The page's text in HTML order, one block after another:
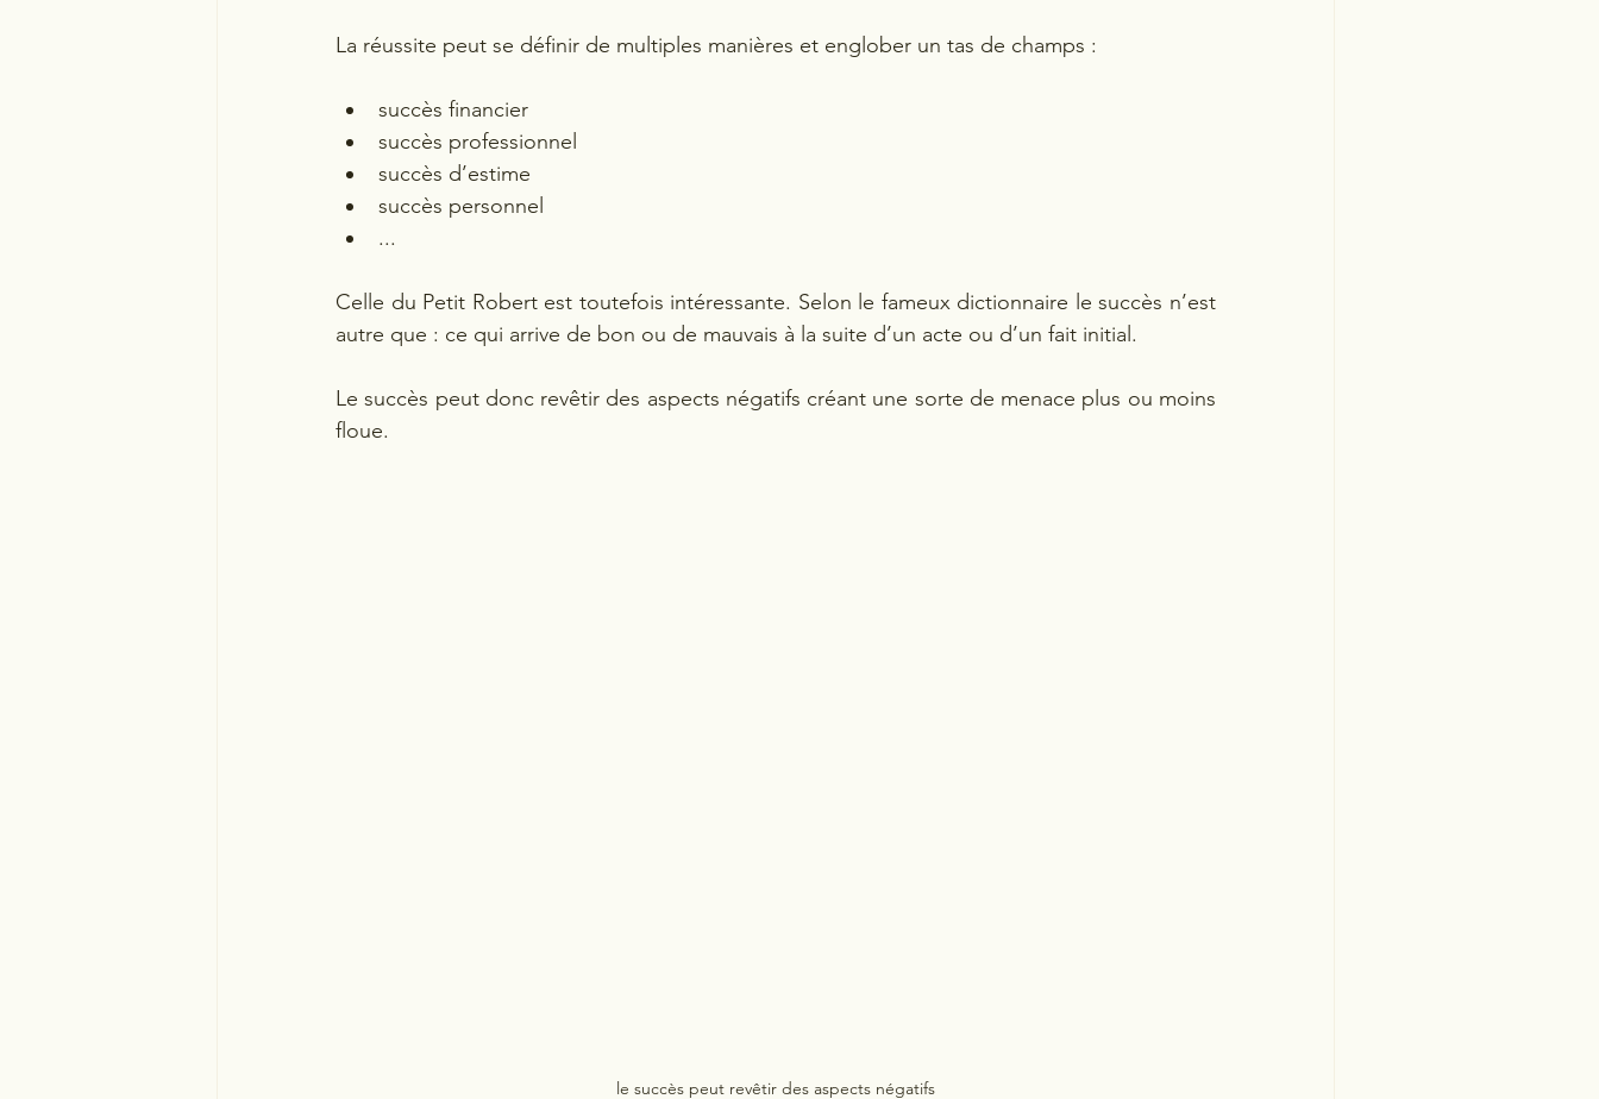
La réussite peut se définir de multiples manières et englober un tas de champs :
succès financier
succès professionnel
succès d’estime
succès personnel
...
Celle du Petit Robert est toutefois intéressante. Selon le fameux dictionnaire le succès n’est
autre que : ce qui arrive de bon ou de mauvais à la suite d’un acte ou d’un fait initial.
Le succès peut donc revêtir des aspects négatifs créant une sorte de menace plus ou moins
floue.
le succès peut revêtir des aspects négatifs